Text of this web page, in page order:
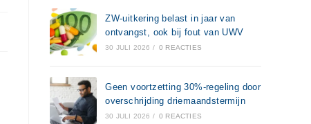
ZW-uitkering belast in jaar van
ontvangst, ook bij fout van UWV
30 JULI 2026 / 0 REACTIES
Geen voortzetting 30%-regeling door
overschrijding driemaandstermijn
30 JULI 2026 / 0 REACTIES